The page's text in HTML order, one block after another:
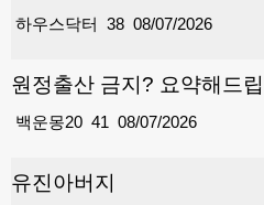
38
하우스닥터 08/07/2026
원정출산 금지? 요약해드
41
백운몽20 08/07/2026
유진아버지